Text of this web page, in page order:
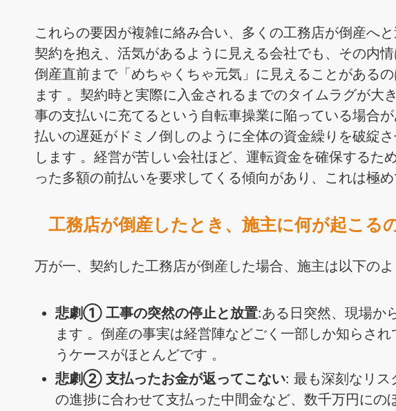
これらの要因が複雑に絡み合い、多くの工務店が倒産へ
契約を抱え、活気があるように見える会社でも、その内
倒産直前まで「めちゃくちゃ元気」に見えることがある
ます 。契約時と実際に入金されるまでのタイムラグが大
事の支払いに充てるという自転車操業に陥っている場合
払いの遅延がドミノ倒しのように全体の資金繰りを破綻
します 。経営が苦しい会社ほど、運転資金を確保するた
った多額の前払いを要求してくる傾向があり、これは極め
工務店が倒産したとき、施主に何が起こる
万が一、契約した工務店が倒産した場合、施主は以下のよ
悲劇① 工事の突然の停止と放置:ある日突然、現場か
ます 。倒産の事実は経営陣などごく一部しか知らさ
うケースがほとんどです 。
悲劇② 支払ったお金が返ってこない: 最も深刻なリス
の進捗に合わせて支払った中間金など、数千万円にの